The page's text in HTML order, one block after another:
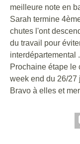
meilleure note en
Sarah termine
chutes l'ont
du travail pour
interdépartemental .
Prochaine étape le
week end du 26/27
Bravo à elles et